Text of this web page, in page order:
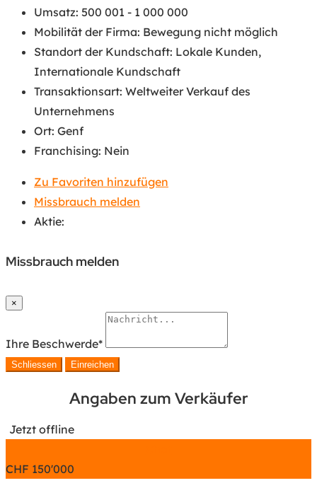
Umsatz: 500 001 - 1 000 000
Mobilität der Firma: Bewegung nicht möglich
Standort der Kundschaft: Lokale Kunden,
Internationale Kundschaft
Transaktionsart: Weltweiter Verkauf des
Unternehmens
Ort: Genf
Franchising: Nein
Zu Favoriten hinzufügen
Missbrauch melden
Aktie:
Missbrauch melden
×
Ihre Beschwerde*
Schliessen Einreichen
Angaben zum Verkäufer
Jetzt offline
CHF 150'000